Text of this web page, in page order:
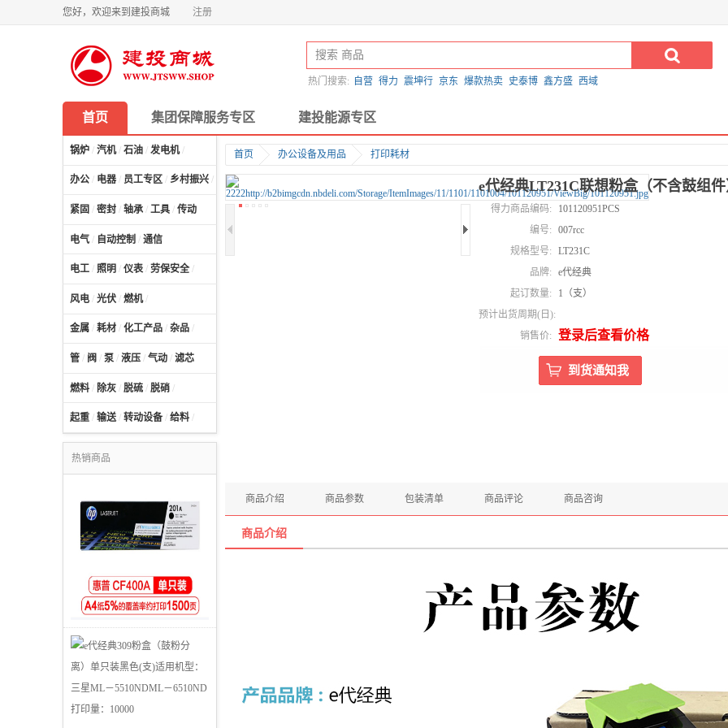
您好，欢迎来到建投商城 注册
热门搜索: 自营 得力 震坤行 京东 爆款热卖 史泰博 鑫方盛 西域
首页 集团保障服务专区 建投能源专区
锅炉 / 汽机/ 石油 / 发电机/
办公 / 电器 / 员工专区 / 乡村振兴 / 计算机及配件
紧固 / 密封 / 轴承 / 工具 / 传动
电气 / 自动控制 / 通信
电工 / 照明 / 仪表 / 劳保安全 /
风电 / 光伏 / 燃机/
金属 / 耗材 / 化工产品 / 杂品 /
管 / 阀 / 泵 / 液压 / 气动 / 滤芯
燃料 / 除灰 / 脱硫 / 脱硝 /
起重 / 输送/ 转动设备 / 给料 /
热销商品
首页 办公设备及用品 打印耗材
e代经典LT231C联想粉盒（不含鼓组
得力商品编码:
101120951PCS
编号:
007rcc
规格型号:
LT231C
品牌:
e代经典
起订数量:
1（支）
预计出货周期(日):
销售价:
登录后查看价格
商品介绍 商品参数 包装清单 商品评论 商品咨询
商品介绍